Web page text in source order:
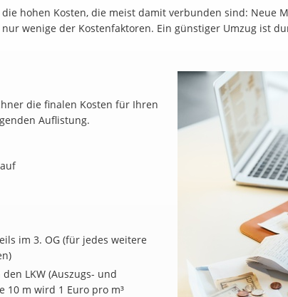
hohen Kosten, die meist damit verbunden sind: Neue
wenige der Kostenfaktoren. Ein günstiger Umzug ist
die finalen Kosten für Ihren
Auflistung.
im 3. OG (für jedes weitere
LKW (Auszugs- und
10 m wird 1 Euro pro m³